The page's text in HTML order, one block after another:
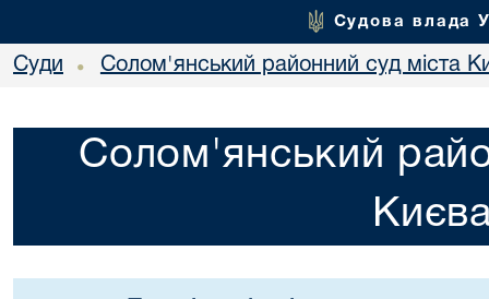
Судова влада
Суди • Солом'янський районний суд міста
Солом'янський